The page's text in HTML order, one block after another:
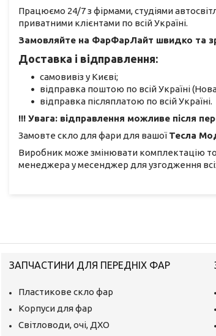
Працюємо 24/7 з фірмами, студіями
приватними клієнтами по всій Україні.
Замовляйте на ФарФарЛайт швидко та
Доставка і відправлення:
самовивіз у Києві;
відправка поштою по всій Україні
відправка післяплатою по всій Україні.
!!! Увага: відправлення можливе після
Замовте скло для фари для вашої Тесла
Виробник може змінювати комплектацію
менеджера у месенджер для узгодження
ЗАПЧАСТИНИ ДЛЯ ПЕРЕДНІХ ФАР
Пластикове скло фар
Корпуси для фар
Світловоди, очі, ДХО